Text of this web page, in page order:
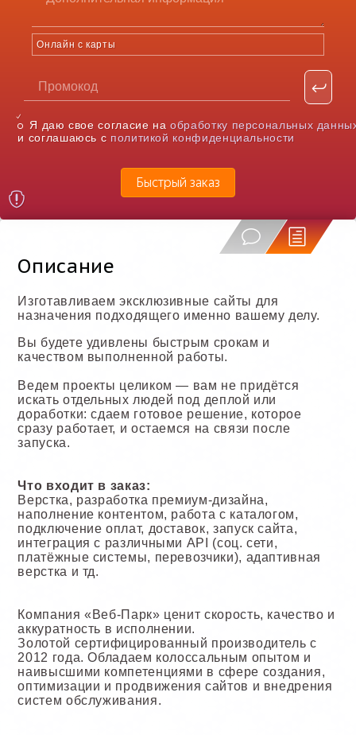
Онлайн с карты
Я даю свое согласие наобработку персональных
и соглашаюсь с политикой конфиденциальности
Быстрый заказ
Описание
Изготавливаем эксклюзивные сайты для
назначения подходящего именно вашему делу.
Вы будете удивлены быстрым срокам и
качеством выполненной работы.
Ведем проекты целиком — вам не придётся
искать отдельных людей под деплой или
доработки: сдаем готовое решение, которое
сразу работает, и остаемся на связи после
запуска.
Что входит в заказ:
Верстка, разработка премиум-дизайна,
наполнение контентом, работа с каталогом,
подключение оплат, доставок, запуск сайта,
интеграция с различными API (соц. сети,
платёжные системы, перевозчики), адаптивная
верстка и тд.
Компания «Веб-Парк» ценит скорость, качество и
аккуратность в исполнении.
Золотой сертифицированный производитель с
2012 года. Обладаем колоссальным опытом и
наивысшими компетенциями в сфере создания,
оптимизации и продвижения сайтов и внедрения
систем обслуживания.